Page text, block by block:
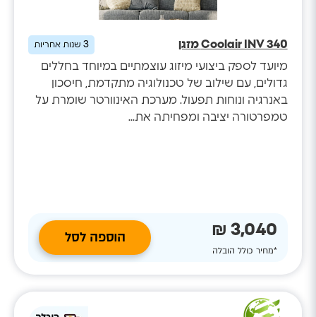
Coolair INV 340 מזגן 3שנות אחריות
מיועד לספק ביצועי מיזוג עוצמתיים במיוחד בחללים
גדולים, עם שילוב של טכנולוגיה מתקדמת, חיסכון
באנרגיה ונוחות תפעול. מערכת האינוורטר שומרת על
טמפרטורה יציבה ומפחיתה את...
3,040 ₪
*מחיר כולל הובלה
הוספה לסל